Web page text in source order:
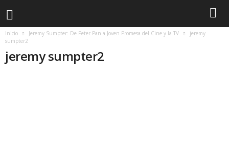
Inicio Jeremy Sumpter: De Peter Pan a Joven Promesa del Cine y la TV
jeremy
sumpter2
jeremy sumpter2